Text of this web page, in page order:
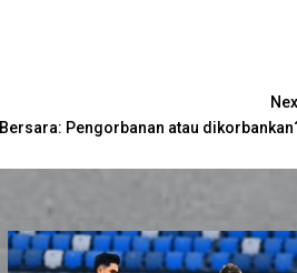
Bersara: Pengorbanan atau